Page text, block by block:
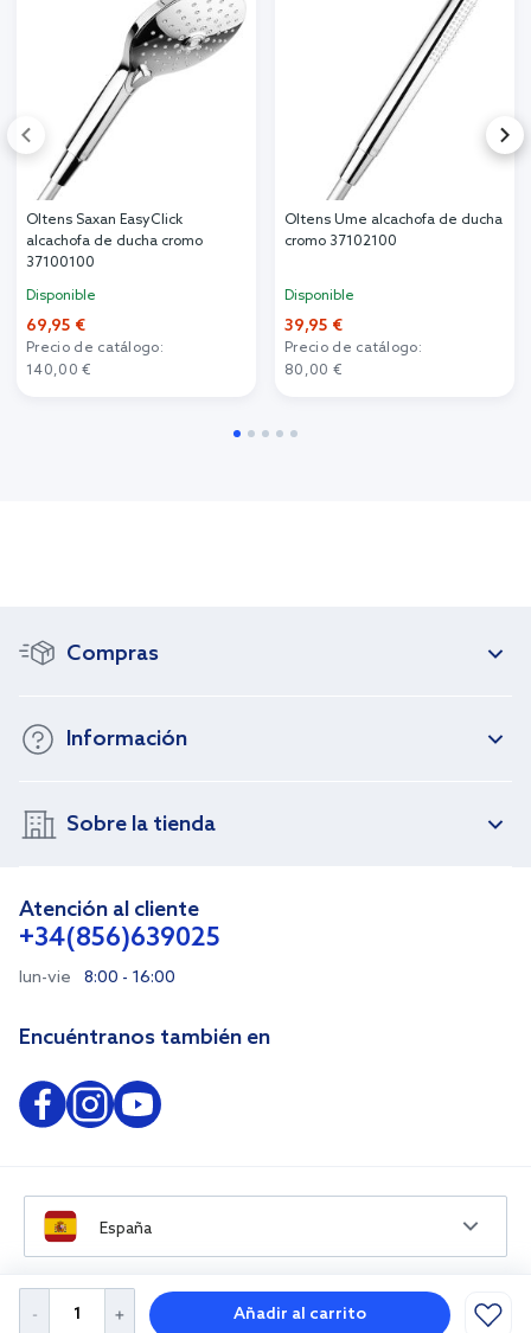
Añadir al carrito
Oltens Saxan EasyClick
alcachofa de ducha cromo
37100100
Disponible
69,95 €
Precio de catálogo:
140,00 €
Oltens Ume alcachofa de ducha
cromo 37102100
Disponible
39,95 €
Precio de catálogo:
80,00 €
Compras
Información
Sobre la tienda
Atención al cliente
+34(856)639025
lun-vie 8:00 - 16:00
Encuéntranos también en
España